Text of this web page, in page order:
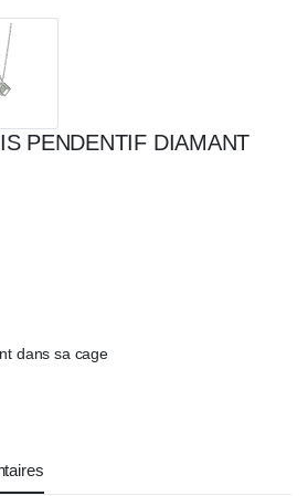
PENDENTIF DIAMANT
dans sa cage